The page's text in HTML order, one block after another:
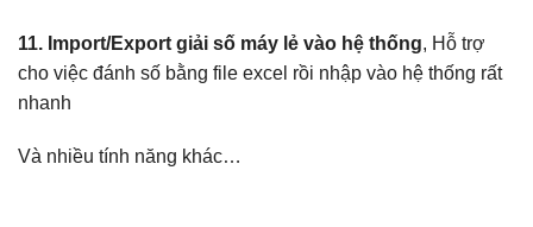
11. Import/Export giải số máy lẻ vào hệ thống, Hỗ trợ
cho việc đánh số bằng file excel rồi nhập vào hệ thống rất
nhanh
Và nhiều tính năng khác…